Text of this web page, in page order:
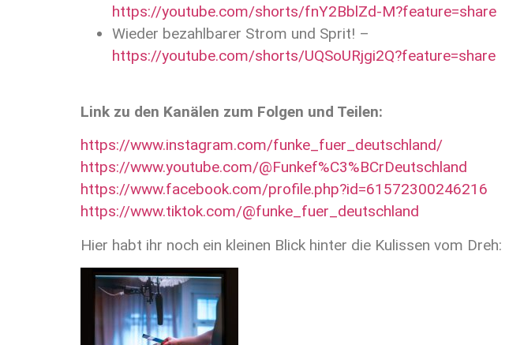
https://youtube.com/shorts/fnY2BblZd-M?feature=share
Wieder bezahlbarer Strom und Sprit! –
https://youtube.com/shorts/UQSoURjgi2Q?feature=share
Link zu den Kanälen zum Folgen und Teilen:
https://www.instagram.com/funke_fuer_deutschland/
https://www.youtube.com/@Funkef%C3%BCrDeutschland
https://www.facebook.com/profile.php?id=61572300246216
https://www.tiktok.com/@funke_fuer_deutschland
Hier habt ihr noch ein kleinen Blick hinter die Kulissen vom Dreh: